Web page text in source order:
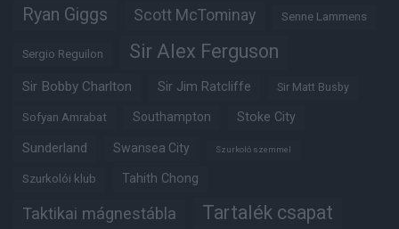
Ryan Giggs Scott McTominay Senne Lammens
Sergio Reguilon Sir Alex Ferguson
Sir Bobby Charlton Sir Jim Ratcliffe Sir Matt Busby
Sofyan Amrabat Southampton Stoke City
Sunderland Swansea City Szurkoló szemmel
Szurkolói klub Tahith Chong
Taktikai mágnestábla Tartalék csapat